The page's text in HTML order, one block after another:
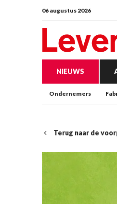
06 augustus 2026
NIEUWS
Ondernemers
Terug naar de